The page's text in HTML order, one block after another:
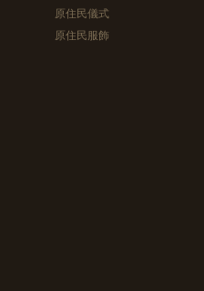
原住民儀式
原住民服飾